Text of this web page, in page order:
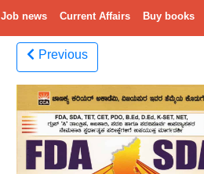
Job news Current Affairs Buy books
Previous